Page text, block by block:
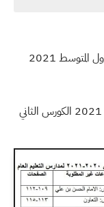
المواد الدراسية غير المطلوبة المحذوفة لصف الاول المتوسط 2021